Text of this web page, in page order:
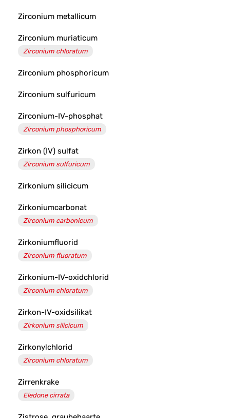
Zirconium metallicum
Zirconium muriaticum
Zirconium chloratum
Zirconium phosphoricum
Zirconium sulfuricum
Zirconium-IV-phosphat
Zirconium phosphoricum
Zirkon (IV) sulfat
Zirconium sulfuricum
Zirkonium silicicum
Zirkoniumcarbonat
Zirconium carbonicum
Zirkoniumfluorid
Zirconium fluoratum
Zirkonium-IV-oxidchlorid
Zirconium chloratum
Zirkon-IV-oxidsilikat
Zirkonium silicicum
Zirkonylchlorid
Zirconium chloratum
Zirrenkrake
Eledone cirrata